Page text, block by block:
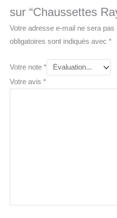
sur “Chaussettes
Votre adresse e-mail ne sera pas
obligatoires sont indiqués avec *
Votre note *
Votre avis *